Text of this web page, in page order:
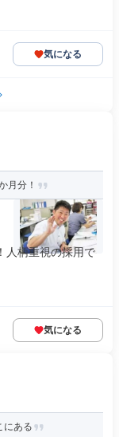
気になる
月分！
人柄重視の採用で
気になる
にある